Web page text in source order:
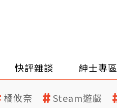
快評雜談 紳士專區
橘攸奈 Steam遊戲